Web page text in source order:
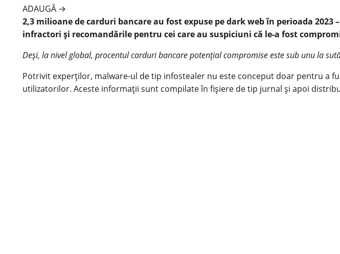
ADAUGĂ →
2,3 milioane de carduri bancare au fost expuse pe dark web în perioada
infractori și recomandările pentru cei care au suspiciuni că le-a fost
Deși, la nivel global, procentul carduri bancare potențial compromise este sub unu la
Potrivit experților, malware-ul de tip infostealer nu este conceput doar pentru a
utilizatorilor. Aceste informații sunt compilate în fișiere de tip jurnal și apoi